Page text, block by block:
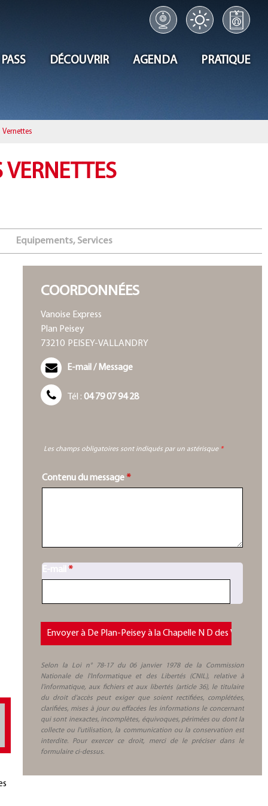
DÉCOUVRIR AGENDA PRATIQUE
Vernettes
Equipements, Services
COORDONNÉES
Vanoise Express
Plan Peisey
73210 PEISEY-VALLANDRY
E-mail / Message
Tél : 04 79 07 94 28
Les champs obligatoires sont indiqués par un astérisque *
Contenu du message *
*
Selon la Loi n° 78-17 du 06 janvier 1978 de la Commission
Nationale de l'Informatique et des Libertés (CNIL), relative à
l'informatique, aux fichiers et aux libertés (article 36), le titulaire
du droit d'accès peut exiger que soient rectifiées, complétées,
clarifiées, mises à jour ou effacées les informations le concernant
qui sont inexactes, incomplètes, équivoques, périmées ou dont la
collecte ou l'utilisation, la communication ou la conservation est
interdite. Pour exercer ce droit, merci de le préciser dans le
formulaire ci-dessus.